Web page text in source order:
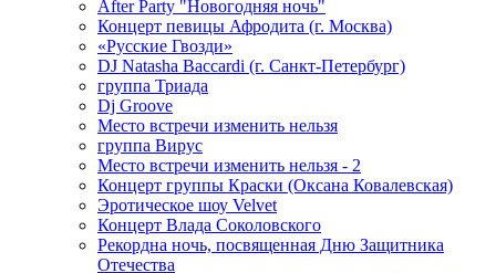
After Party "Новогодняя ночь"
Концерт певицы Афродита (г. Москва)
«Русские Гвозди»
DJ Natasha Baccardi (г. Санкт-Петербург)
группа Триада
Dj Groove
Место встречи изменить нельзя
группа Вирус
Место встречи изменить нельзя - 2
Концерт группы Краски (Оксана Ковалевская)
Эротическое шоу Velvet
Концерт Влада Соколовского
Рекордна ночь, посвященная Дню Защитника
Отечества